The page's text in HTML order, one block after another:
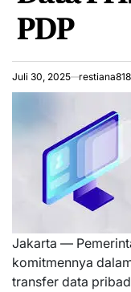
PDP
Juli 30, 2025
Jakarta —
komitmennya
transfer data